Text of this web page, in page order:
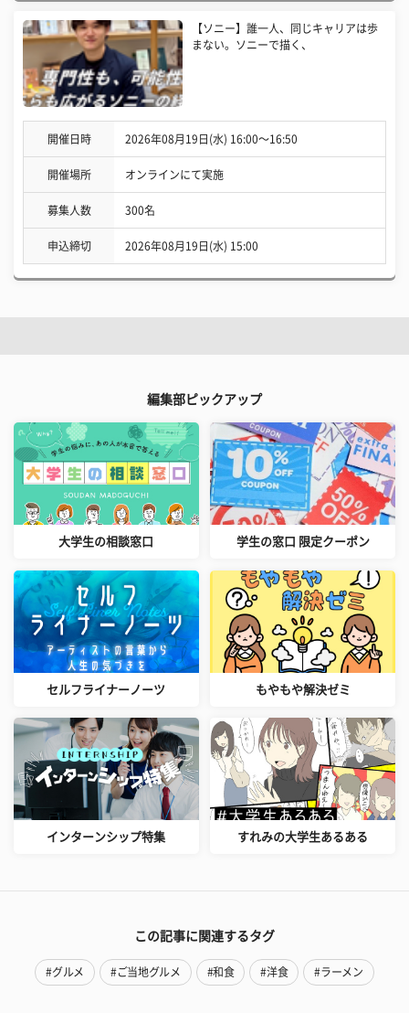
【ソニー】誰一人、同じキャリアは歩
まない。ソニーで描く、
開催日時 2026年08月19日(水) 16:00〜16:50
開催場所 オンラインにて実施
募集人数 300名
申込締切 2026年08月19日(水) 15:00
編集部ピックアップ
大学生の相談窓口 学生の窓口 限定クーポン
セルフライナーノーツ もやもや解決ゼミ
インターンシップ特集 すれみの大学生あるある
この記事に関連するタグ
#グルメ #ご当地グルメ #和食 #洋食 #ラーメン